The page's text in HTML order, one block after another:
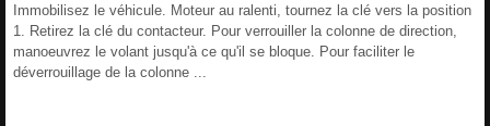
Immobilisez le véhicule. Moteur au ralenti, tournez la clé vers la position
1. Retirez la clé du contacteur. Pour verrouiller la colonne de direction,
manoeuvrez le volant jusqu'à ce qu'il se bloque. Pour faciliter le
déverrouillage de la colonne ...